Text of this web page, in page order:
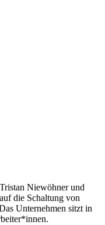
Niewöhner und
die Schaltung von
Unternehmen sitzt in